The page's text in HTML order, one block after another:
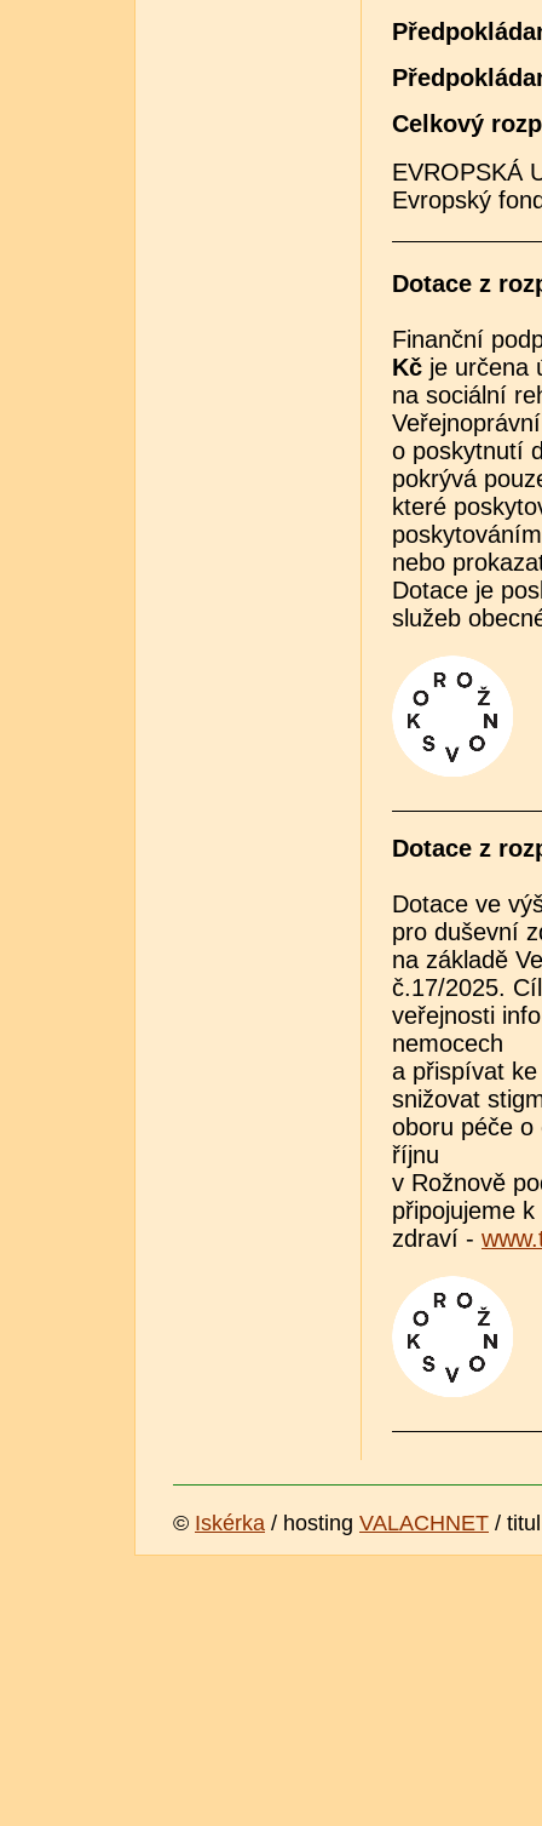
Celkový
EVROPSKÁ
Evropský
Dotace z
Finanční
Kč je určena
na sociální
o poskytnutí
pokrývá
které
nebo
Dotace je
služeb
Dotace z
Dotace ve
pro duševní
na základě
č.17/2025.
veřejnosti
nemocech
a přispívat
snižovat
oboru péče
říjnu
v Rožnově
připojujeme
zdraví -
© Iskérka / hosting VALACHNET /